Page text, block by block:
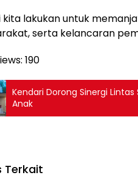
kita lakukan untuk
serta kelancaran
190
Kendari Dorong Sinergi
Anak
Terkait